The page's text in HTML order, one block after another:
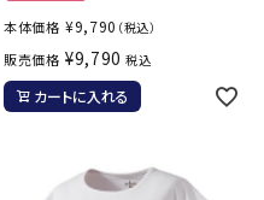
本体価格 ¥9,790 （税込）
販売価格 ¥9,790 税込
カートに入れる